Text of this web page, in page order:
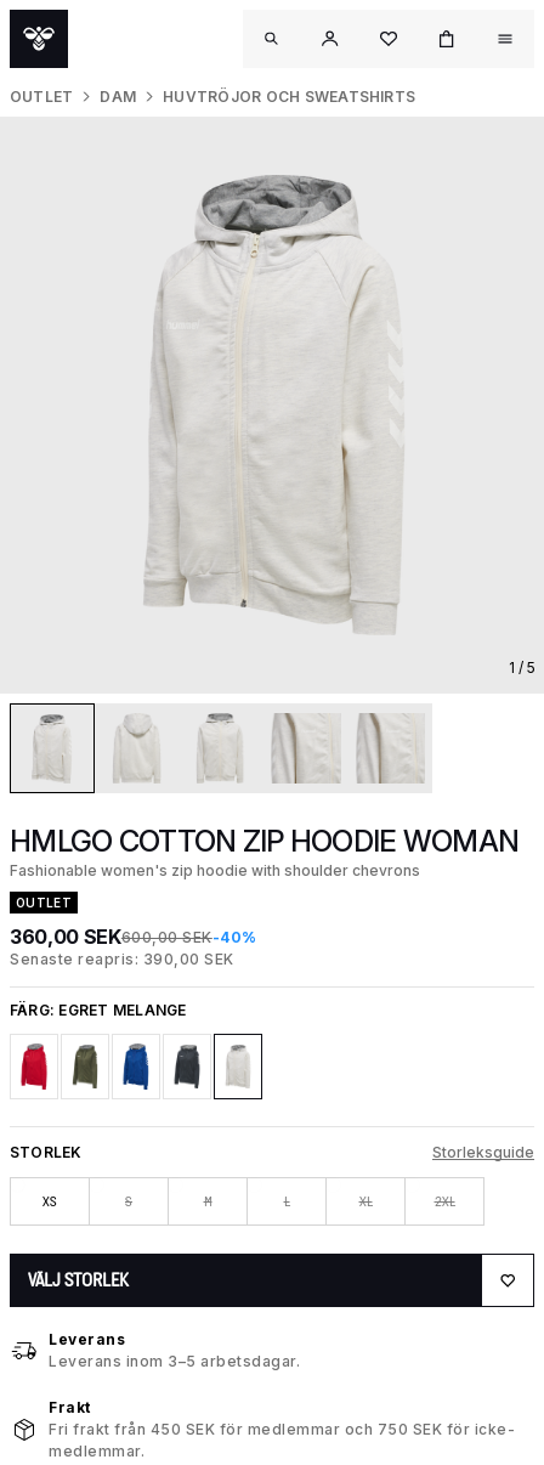
OUTLET DAM HUVTRÖJOR OCH SWEATSHIRTS
1 / 5
HMLGO COTTON ZIP HOODIE WOMAN
Fashionable women's zip hoodie with shoulder chevrons
OUTLET
360,00 SEK600,00 SEK-40%
Senaste reapris: 390,00 SEK
FÄRG: EGRET MELANGE
STORLEK Storleksguide
XS S M L XL 2XL
VÄLJ STORLEK
Leverans
Leverans inom 3–5 arbetsdagar.
Frakt
Fri frakt från 450 SEK för medlemmar och 750 SEK för icke-
medlemmar.